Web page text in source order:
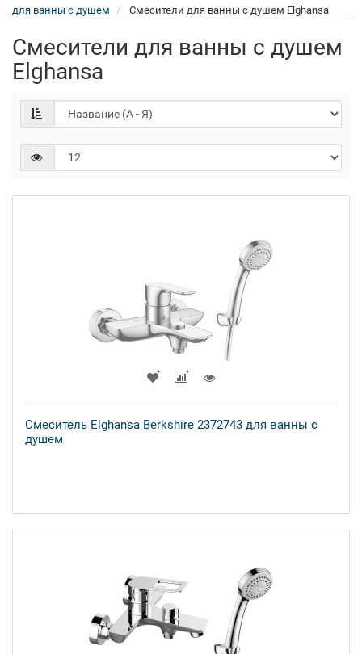
для ванны с душем
Смесители для ванны с душем Elghansa
Смесители для ванны с душем
Elghansa
Смеситель Elghansa Berkshire 2372743 для ванны с
душем